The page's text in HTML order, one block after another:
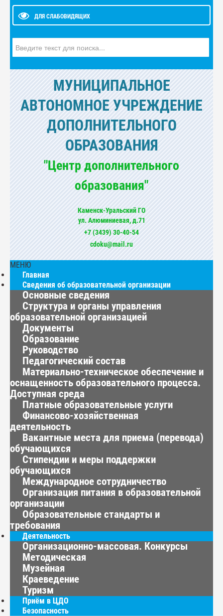
ДЛЯ СЛАБОВИДЯЩИХ
МУНИЦИПАЛЬНОЕ
АВТОНОМНОЕ УЧРЕЖДЕНИЕ
ДОПОЛНИТЕЛЬНОГО
ОБРАЗОВАНИЯ
"Центр дополнительного
образования"
Каменск-Уральский ГО
ул. Алюминиевая, д.71
+7 (3439) 30-40-54
cdoku@mail.ru
МЕНЮ
Главная
Сведения об образовательной организации
Основные сведения
Структура и органы управления
образовательной организацией
Документы
Образование
Руководство
Педагогический состав
Материально-техническое обеспечение и
оснащенность образовательного процесса.
Доступная среда
Платные образовательные услуги
Финансово-хозяйственная
деятельность
Вакантные места для приема (перевода)
обучающихся
Стипендии и меры поддержки
обучающихся
Международное сотрудничество
Организация питания в образовательной
организации
Образовательные стандарты и
требования
Деятельность
Организационно-массовая. Конкурсы
Методическая
Музейная
Краеведение
Туризм
Приём в ЦДО
Безопасность